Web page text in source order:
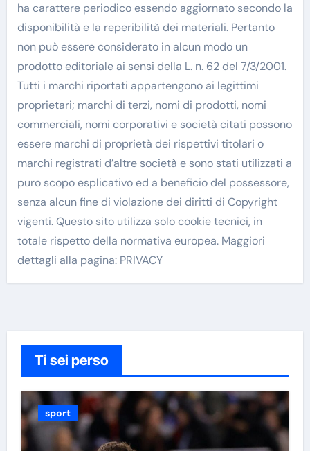
ha carattere periodico essendo aggiornato secondo la
disponibilità e la reperibilità dei materiali. Pertanto
non può essere considerato in alcun modo un
prodotto editoriale ai sensi della L. n. 62 del 7/3/2001.
Tutti i marchi riportati appartengono ai legittimi
proprietari; marchi di terzi, nomi di prodotti, nomi
commerciali, nomi corporativi e società citati possono
essere marchi di proprietà dei rispettivi titolari o
marchi registrati d’altre società e sono stati utilizzati a
puro scopo esplicativo ed a beneficio del possessore,
senza alcun fine di violazione dei diritti di Copyright
vigenti. Questo sito utilizza solo cookie tecnici, in
totale rispetto della normativa europea. Maggiori
dettagli alla pagina: PRIVACY
Ti sei perso
sport